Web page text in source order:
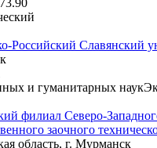
Российский Славянский
и гуманитарных наук
филиал Северо-
заочного
область, г. Мурманск